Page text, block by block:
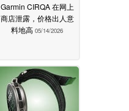
Garmin CIRQA 在网上
商店泄露，价格出人意
料地高 05/14/2026